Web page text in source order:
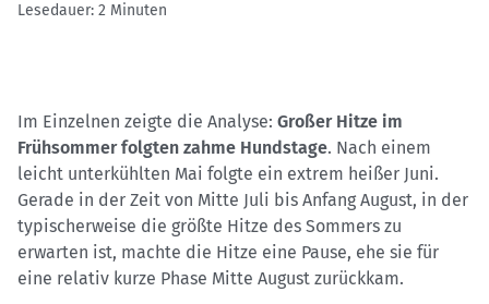
Lesedauer: 2 Minuten
Im Einzelnen zeigte die Analyse: Großer Hitze im
Frühsommer folgten zahme Hundstage. Nach einem
leicht unterkühlten Mai folgte ein extrem heißer Juni.
Gerade in der Zeit von Mitte Juli bis Anfang August, in der
typischerweise die größte Hitze des Sommers zu
erwarten ist, machte die Hitze eine Pause, ehe sie für
eine relativ kurze Phase Mitte August zurückkam.